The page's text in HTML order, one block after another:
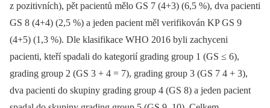
z pozitivních), pět pacientů mělo GS 7 (4+3) (6,5 %), dva pacienti
GS 8 (4+4) (2,5 %) a jeden pacient měl verifikován KP GS 9
(4+5) (1,3 %). Dle klasifikace WHO 2016 byli zachyceni
pacienti, kteří spadali do kategorií grading group 1 (GS ≤ 6),
grading group 2 (GS 3 + 4 = 7), grading group 3 (GS 7 4 + 3),
dva pacienti do skupiny grading group 4 (GS 8) a jeden pacient